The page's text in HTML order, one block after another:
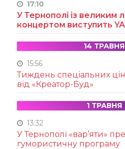
17:10
У Тернополі із великим
концертом виступить
14 ТРАВНЯ
15:56
Тиждень спеціальних
від «Креатор-Буд»
1 ТРАВНЯ
13:32
У Тернополі «вар’яти»
гумористичну програму